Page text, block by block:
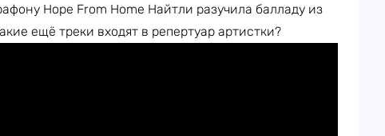
Hope From Home Найтли разучила балладу из
ещё треки входят в репертуар артистки?